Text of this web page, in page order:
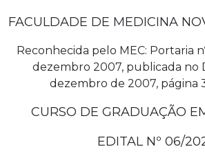
FACULDADE DE MEDICINA
Reconhecida pelo MEC: Portaria
dezembro 2007, publicada no
dezembro de 2007, página
CURSO DE GRADUAÇÃO
EDITAL Nº 06/